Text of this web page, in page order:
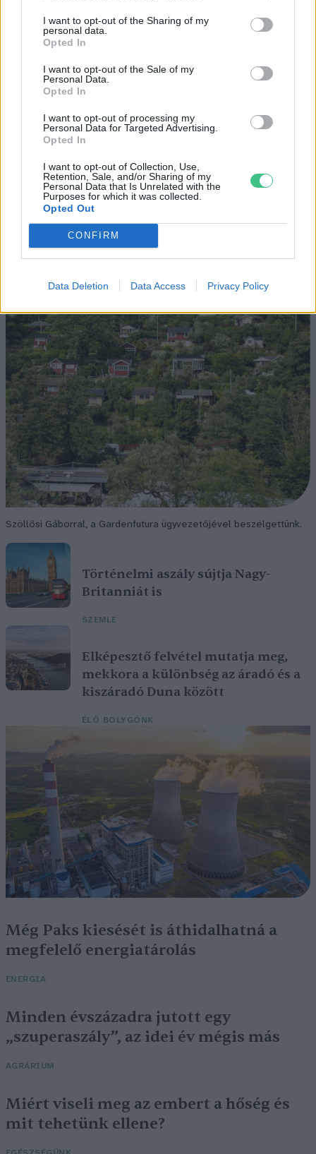
I want to opt-out of the Sharing of my
personal data.
Opted In
I want to opt-out of the Sale of my
Personal Data.
Opted In
I want to opt-out of processing my
Personal Data for Targeted Advertising.
Opted In
I want to opt-out of Collection, Use,
Retention, Sale, and/or Sharing of my
Personal Data that Is Unrelated with the
Purposes for which it was collected.
Opted Out
CONFIRM
Data Deletion Data Access Privacy Policy
Pár éven belül
szivacsvárosokká kellene
alakítanunk a településeinket –
Podcast
PODCAST Novák Zsombor 2 perc
Szöllősi Gáborral, a Gardenfutura ügyvezetőjével beszélgettünk.
Történelmi aszály sújtja Nagy-
Britanniát is
SZEMLE
Elképesztő felvétel mutatja meg,
mekkora a különbség az áradó és a
kiszáradó Duna között
ÉLŐ BOLYGÓNK
Még Paks kiesését is áthidalhatná a
megfelelő energiatárolás
ENERGIA
Minden évszázadra jutott egy
„szuperaszály”, az idei év mégis más
AGRÁRIUM
Miért viseli meg az embert a hőség és
mit tehetünk ellene?